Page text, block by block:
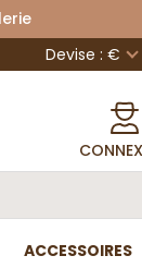
Devise : €
ACCESSOIRES